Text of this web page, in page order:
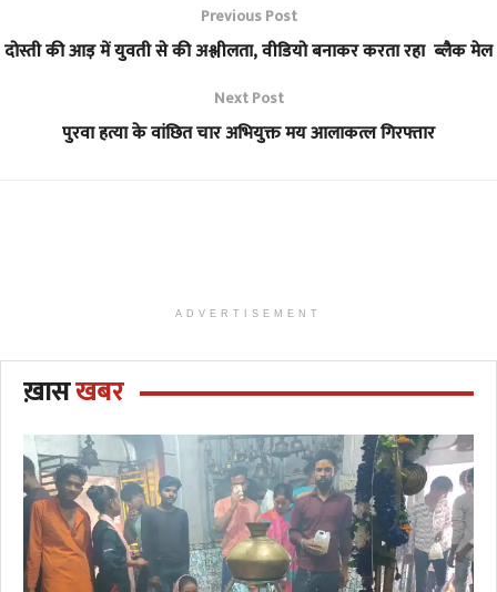
Previous Post
दोस्ती की आड़ में युवती से की अश्लीलता, वीडियो बनाकर करता रहा ब्लैक मेल
Next Post
पुरवा हत्या के वांछित चार अभियुक्त मय आलाकत्ल गिरफ्तार
ADVERTISEMENT
ख़ासखबर